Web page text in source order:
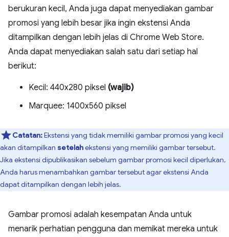
berukuran kecil, Anda juga dapat menyediakan gambar
promosi yang lebih besar jika ingin ekstensi Anda
ditampilkan dengan lebih jelas di Chrome Web Store.
Anda dapat menyediakan salah satu dari setiap hal
berikut:
Kecil: 440x280 piksel (wajib)
Marquee: 1400x560 piksel
Catatan:Ekstensi yang tidak memiliki gambar promosi yang kecil
akan ditampilkan setelahekstensi yang memiliki gambar tersebut.
Jika ekstensi dipublikasikan sebelum gambar promosi kecil diperlukan,
Anda harus menambahkan gambar tersebut agar ekstensi Anda
dapat ditampilkan dengan lebih jelas.
Gambar promosi adalah kesempatan Anda untuk
menarik perhatian pengguna dan memikat mereka untuk